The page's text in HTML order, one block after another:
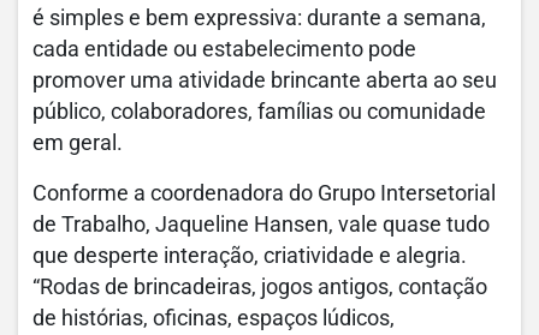
é simples e bem expressiva: durante a semana,
cada entidade ou estabelecimento pode
promover uma atividade brincante aberta ao seu
público, colaboradores, famílias ou comunidade
em geral.
Conforme a coordenadora do Grupo Intersetorial
de Trabalho, Jaqueline Hansen, vale quase tudo
que desperte interação, criatividade e alegria.
“Rodas de brincadeiras, jogos antigos, contação
de histórias, oficinas, espaços lúdicos,